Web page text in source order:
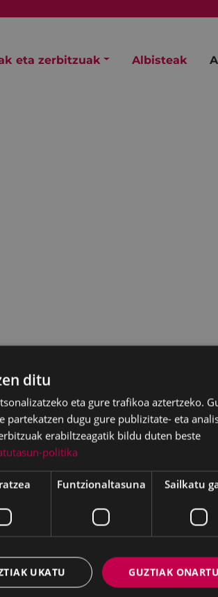
eta zerbitzuak Albisteak
ditu
eta gure trafikoa aztertzeko.
dugu gure publizitate- eta
erabiltzeagatik bildu duten beste
politika
Funtzionaltasuna Sailkatu
GUZTIAK ONARTU
UKATU